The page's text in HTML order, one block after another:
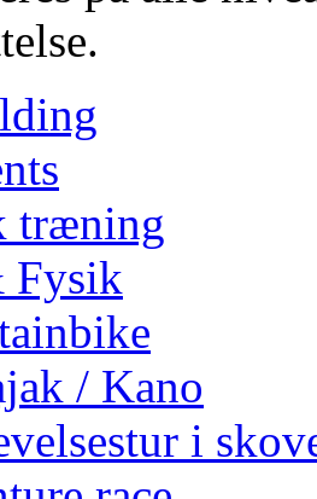
træning
Fysik
/ Kano
i